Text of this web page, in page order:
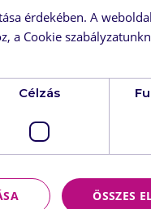
érdekében. A
a Cookie
Célzás
ÖSSZES